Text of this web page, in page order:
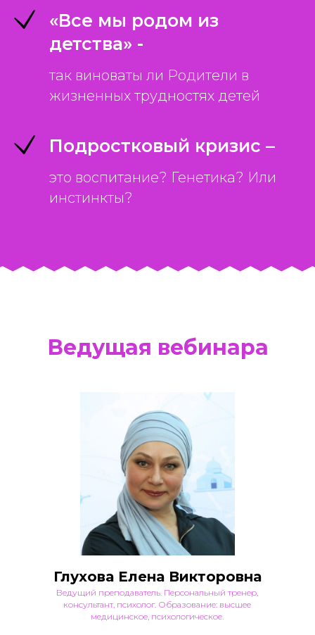
«Все мы родом из
детства» -
так виноваты ли Родители в
жизненных трудностях детей
Подростковый кризис –
это воспитание? Генетика? Или
инстинкты?
Ведущая вебинара
Глухова Елена Викторовна
Ведущий преподаватель. Персональный тренер,
консультант, психолог. Образование: высшее
медицинское, психологическое.